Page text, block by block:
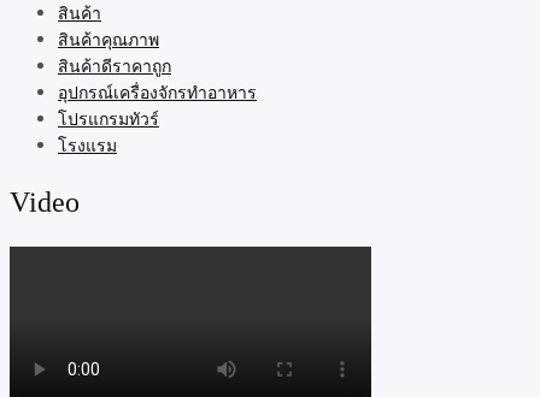
สินค้า
สินค้าคุณภาพ
สินค้าดีราคาถูก
อุปกรณ์เครื่องจักรทำอาหาร
โปรแกรมทัวร์
โรงแรม
Video